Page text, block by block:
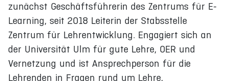
zunächst Geschäftsführerin des Zentrums für E-
Learning, seit 2018 Leiterin der Stabsstelle
Zentrum für Lehrentwicklung. Engagiert sich an
der Universität Ulm für gute Lehre, OER und
Vernetzung und ist Ansprechperson für die
Lehrenden in Fragen rund um Lehre,